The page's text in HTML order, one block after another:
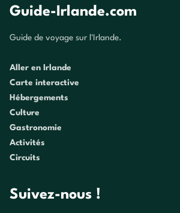
Guide-Irlande.com
Guide de voyage sur l'Irlande.
Aller en Irlande
Carte interactive
Hébergements
Culture
Gastronomie
Activités
Circuits
Suivez-nous !